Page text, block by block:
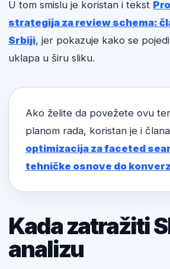
U tom smislu je koristan i tekst
strategija za review schema:
Srbiji, jer pokazuje kako se
uklapa u širu sliku.
Ako želite da povežete ovu
planom rada, koristan je i
optimizacija za faceted
tehničke osnove do
Kada zatražiti
analizu